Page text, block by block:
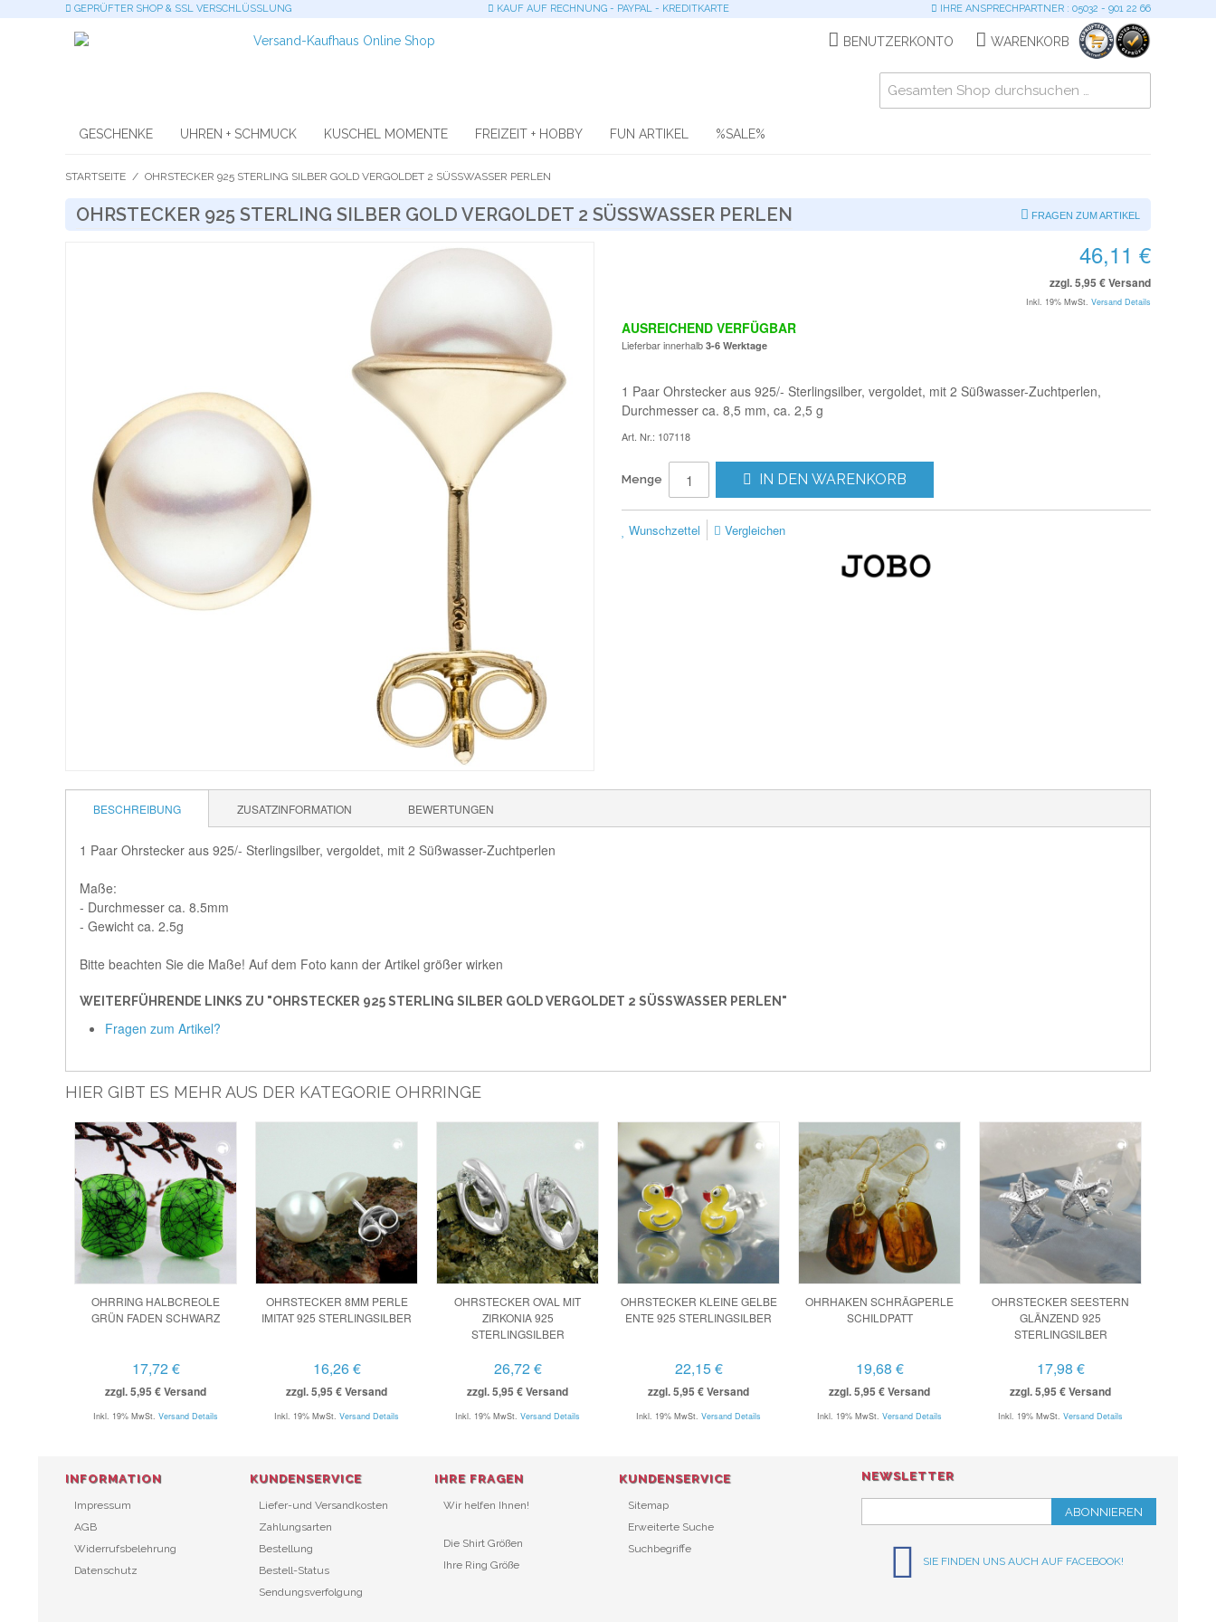
GEPRÜFTER SHOP & SSL VERSCHLÜSSLUNG KAUF AUF RECHNUNG - PAYPAL - KREDITKARTE IHRE ANSPRECHPARTNER : 05032 - 901 22 66
BENUTZERKONTO WARENKORB
GESCHENKE UHREN + SCHMUCK KUSCHEL MOMENTE FREIZEIT + HOBBY FUN ARTIKEL %SALE%
STARTSEITE / OHRSTECKER 925 STERLING SILBER GOLD VERGOLDET 2 SÜSSWASSER PERLEN
OHRSTECKER 925 STERLING SILBER GOLD VERGOLDET 2 SÜSSWASSER PERLEN FRAGEN ZUM ARTIKEL
46,11 €
zzgl. 5,95 € Versand
Inkl. 19% MwSt. Versand Details
AUSREICHEND VERFÜGBAR
Lieferbar innerhalb 3-6 Werktage
1 Paar Ohrstecker aus 925/- Sterlingsilber, vergoldet, mit 2 Süßwasser-Zuchtperlen,
Durchmesser ca. 8,5 mm, ca. 2,5 g
Art. Nr.: 107118
Menge IN DEN WARENKORB
Wunschzettel Vergleichen
BESCHREIBUNG ZUSATZINFORMATION BEWERTUNGEN
1 Paar Ohrstecker aus 925/- Sterlingsilber, vergoldet, mit 2 Süßwasser-Zuchtperlen
Maße:
- Durchmesser ca. 8.5mm
- Gewicht ca. 2.5g
Bitte beachten Sie die Maße! Auf dem Foto kann der Artikel größer wirken
WEITERFÜHRENDE LINKS ZU "OHRSTECKER 925 STERLING SILBER GOLD VERGOLDET 2 SÜSSWASSER PERLEN"
Fragen zum Artikel?
HIER GIBT ES MEHR AUS DER KATEGORIE OHRRINGE
OHRRING HALBCREOLE
GRÜN FADEN SCHWARZ
17,72 €
zzgl. 5,95 € Versand
Inkl. 19% MwSt. Versand Details
OHRSTECKER 8MM PERLE
IMITAT 925 STERLINGSILBER
16,26 €
zzgl. 5,95 € Versand
Inkl. 19% MwSt. Versand Details
OHRSTECKER OVAL MIT
ZIRKONIA 925
STERLINGSILBER
26,72 €
zzgl. 5,95 € Versand
Inkl. 19% MwSt. Versand Details
OHRSTECKER KLEINE GELBE
ENTE 925 STERLINGSILBER
22,15 €
zzgl. 5,95 € Versand
Inkl. 19% MwSt. Versand Details
OHRHAKEN SCHRÄGPERLE
SCHILDPATT
19,68 €
zzgl. 5,95 € Versand
Inkl. 19% MwSt. Versand Details
OHRSTECKER SEESTERN
GLÄNZEND 925
STERLINGSILBER
17,98 €
zzgl. 5,95 € Versand
Inkl. 19% MwSt. Versand Details
NEWSLETTER
ABONNIEREN
SIE FINDEN UNS AUCH AUF FACEBOOK!
INFORMATION
Impressum
AGB
Widerrufsbelehrung
Datenschutz
KUNDENSERVICE
Liefer-und Versandkosten
Zahlungsarten
Bestellung
Bestell-Status
Sendungsverfolgung
IHRE FRAGEN
Wir helfen Ihnen!
Die Shirt Größen
Ihre Ring Größe
KUNDENSERVICE
Sitemap
Erweiterte Suche
Suchbegriffe